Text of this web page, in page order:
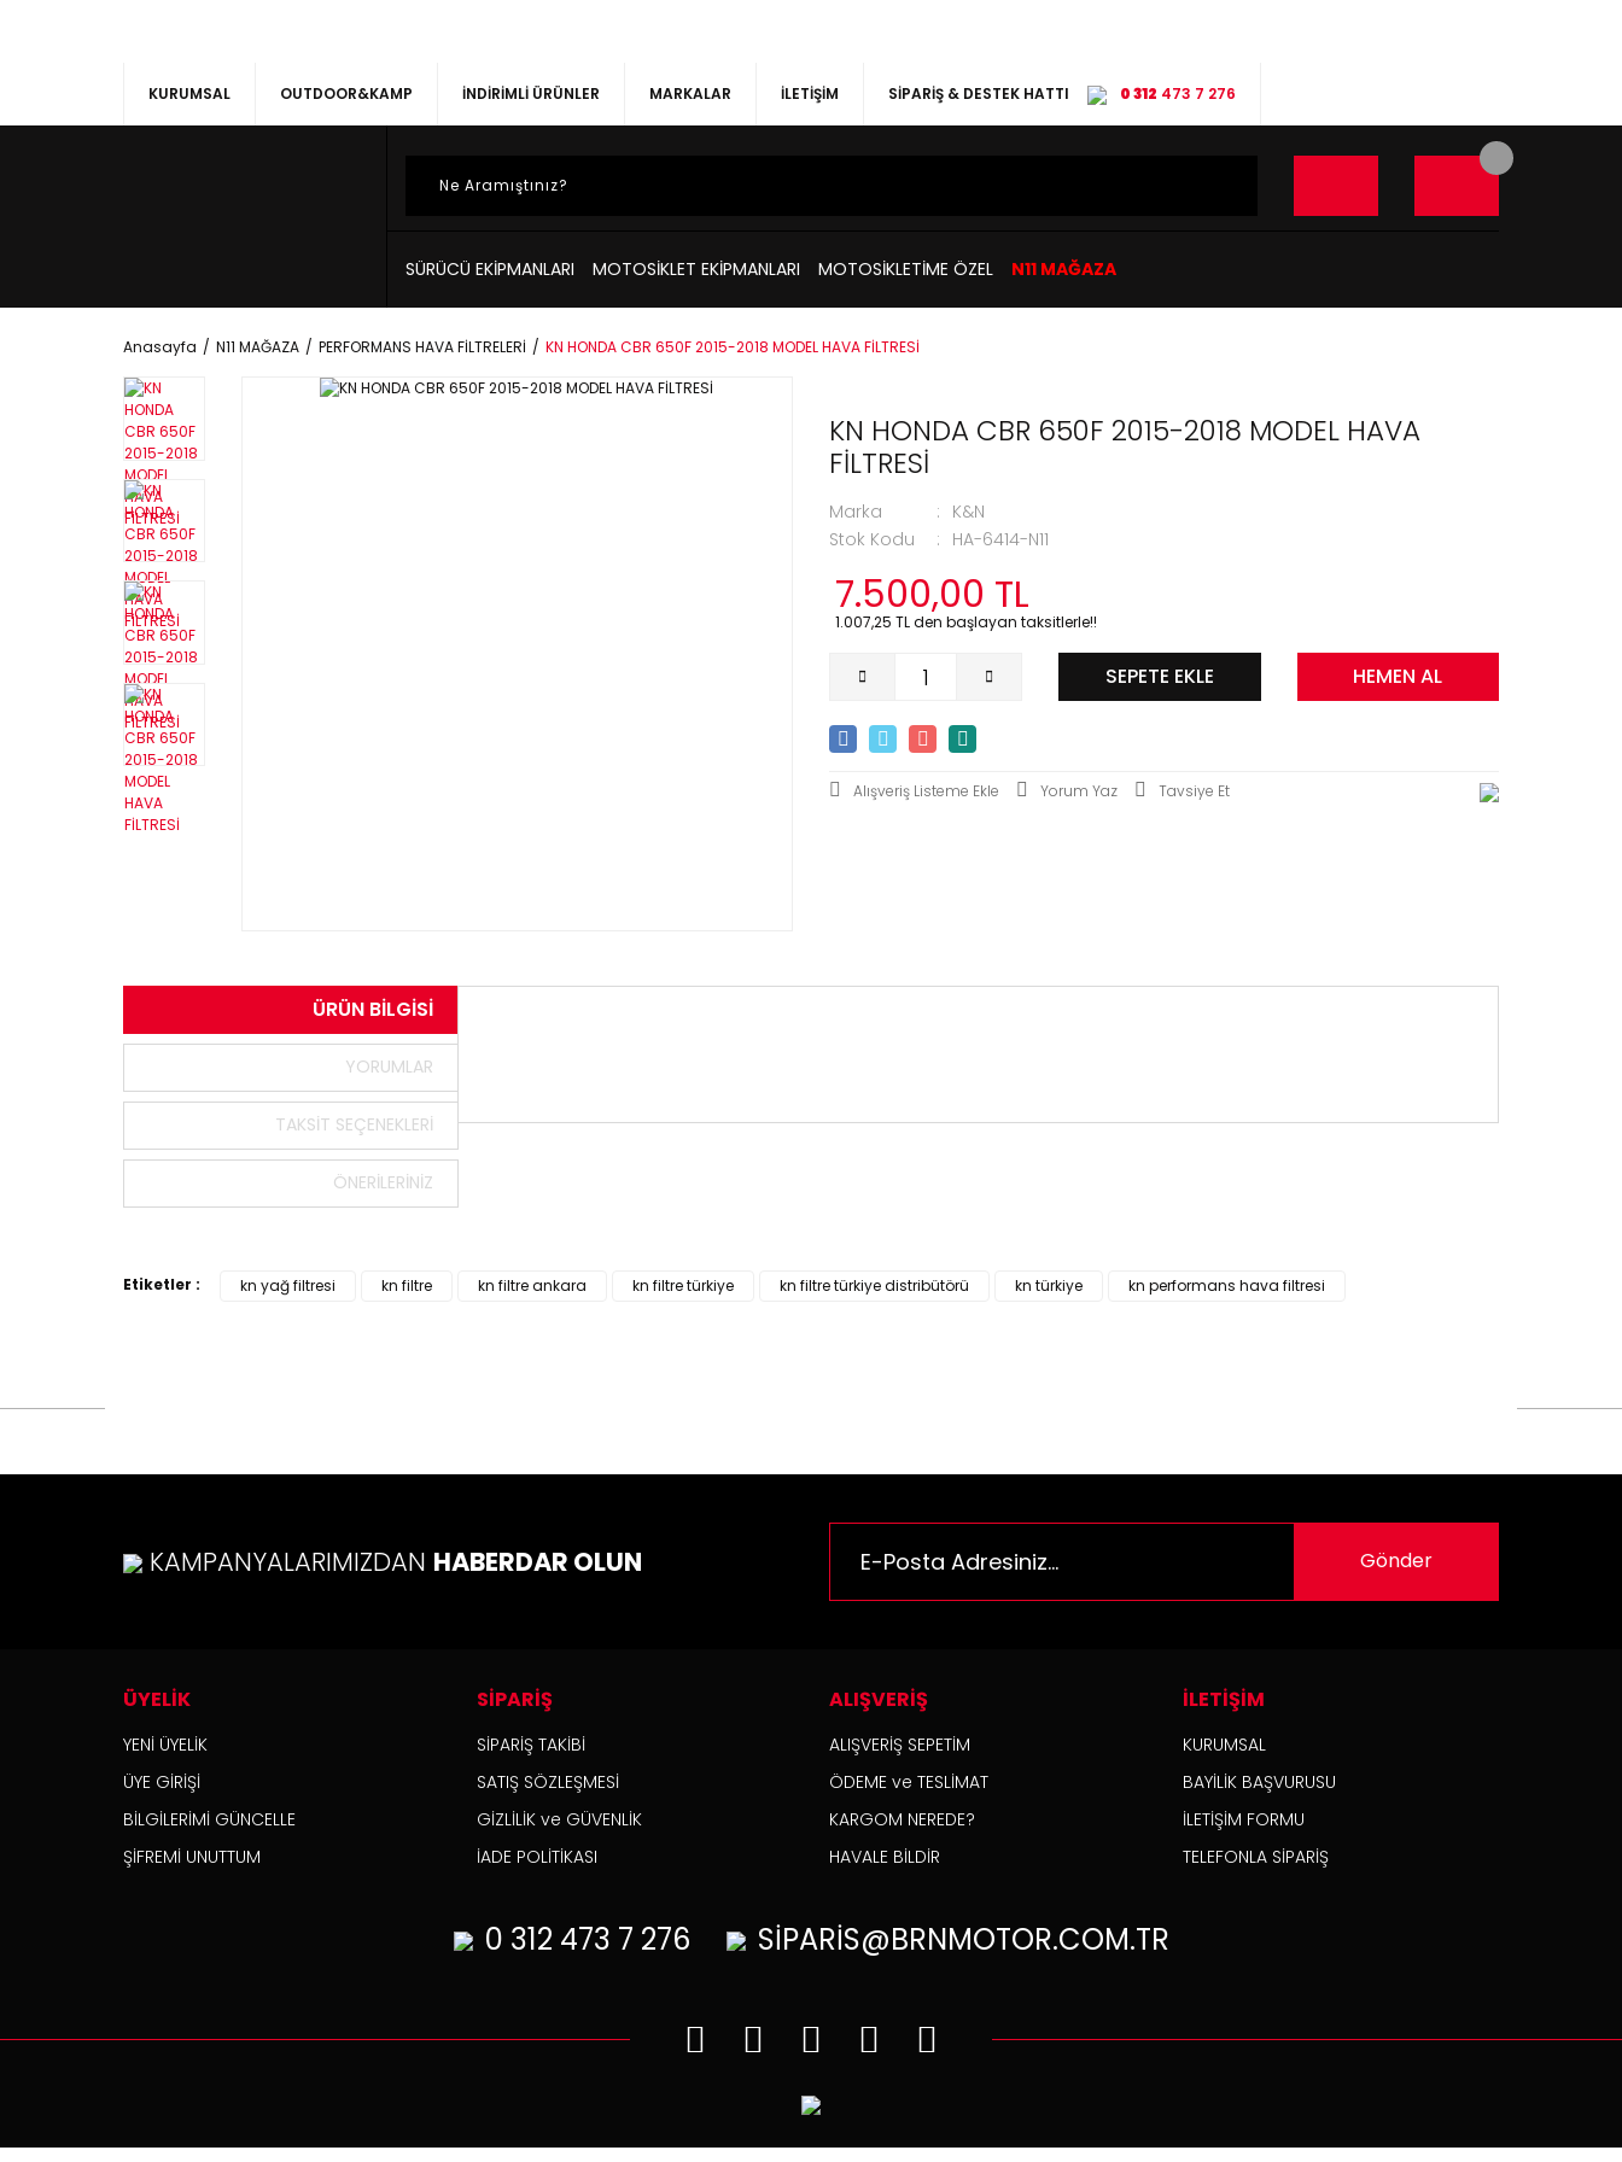
KURUMSAL OUTDOOR&KAMP İNDİRİMLİ ÜRÜNLER MARKALAR İLETİŞİM SİPARİŞ & DESTEK HATTI 0 312 473 7 276
SÜRÜCÜ EKİPMANLARI MOTOSİKLET EKİPMANLARI MOTOSİKLETİME ÖZEL N11 MAĞAZA
Anasayfa N11 MAĞAZA PERFORMANS HAVA FİLTRELERİ KN HONDA CBR 650F 2015-2018 MODEL HAVA FİLTRESİ
KN HONDA CBR 650F 2015-2018 MODEL HAVA
FİLTRESİ
Marka
K&N
Stok Kodu
HA-6414-N11
7.500,00 TL
1.007,25 TL den başlayan taksitlerle!!
SEPETE EKLE HEMEN AL
Yorum Yaz Tavsiye Et
ÜRÜN BILGISI
YORUMLAR
TAKSIT SEÇENEKLERI
ÖNERILERINIZ
Ürün açıklamasında eksik bilgiler bulunuyor.
Gönder
Etiketler : kn yağ filtresi kn filtre kn filtre ankara kn filtre türkiye kn filtre türkiye distribütörü kn türkiye kn performans hava filtresi
KAMPANYALARIMIZDAN HABERDAR OLUN Gönder
ÜYELİK
YENİ ÜYELİK
ÜYE GİRİŞİ
BİLGİLERİMİ GÜNCELLE
ŞİFREMİ UNUTTUM
SİPARİŞ
SİPARİŞ TAKİBİ
SATIŞ SÖZLEŞMESİ
GİZLİLİK ve GÜVENLİK
İADE POLİTİKASI
ALIŞVERİŞ
ALIŞVERİŞ SEPETİM
ÖDEME ve TESLİMAT
KARGOM NEREDE?
HAVALE BİLDİR
İLETİŞİM
KURUMSAL
BAYİLİK BAŞVURUSU
İLETİŞİM FORMU
TELEFONLA SİPARİŞ
0 312 473 7 276 SİPARİS@BRNMOTOR.COM.TR